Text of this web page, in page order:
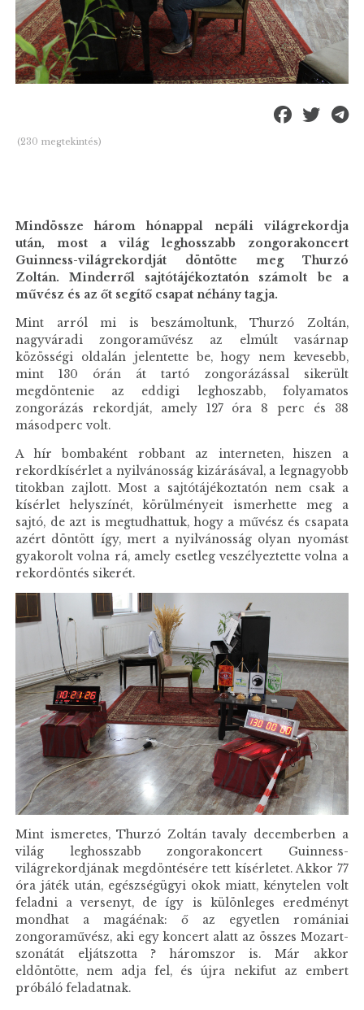
(230 megtekintés)
Mindössze három hónappal nepáli világrekordja
után, most a világ leghosszabb zongorakoncert
Guinness-világrekordját döntötte meg Thurzó
Zoltán. Minderről sajtótájékoztatón számolt be a
művész és az őt segítő csapat néhány tagja.
Mint arról mi is beszámoltunk, Thurzó Zoltán,
nagyváradi zongoraművész az elmúlt vasárnap
közösségi oldalán jelentette be, hogy nem kevesebb,
mint 130 órán át tartó zongorázással sikerült
megdöntenie az eddigi leghoszabb, folyamatos
zongorázás rekordját, amely 127 óra 8 perc és 38
másodperc volt.
A hír bombaként robbant az interneten, hiszen a
rekordkísérlet a nyilvánosság kizárásával, a legnagyobb
titokban zajlott. Most a sajtótájékoztatón nem csak a
kísérlet helyszínét, körülményeit ismerhette meg a
sajtó, de azt is megtudhattuk, hogy a művész és csapata
azért döntött így, mert a nyilvánosság olyan nyomást
gyakorolt volna rá, amely esetleg veszélyeztette volna a
rekordöntés sikerét.
Mint ismeretes, Thurzó Zoltán tavaly decemberben a
világ leghosszabb zongorakoncert Guinness-
világrekordjának megdöntésére tett kísérletet. Akkor 77
óra játék után, egészségügyi okok miatt, kénytelen volt
feladni a versenyt, de így is különleges eredményt
mondhat a magáénak: ő az egyetlen romániai
zongoraművész, aki egy koncert alatt az összes Mozart-
szonátát eljátszotta ? háromszor is. Már akkor
eldöntötte, nem adja fel, és újra nekifut az embert
próbáló feladatnak.